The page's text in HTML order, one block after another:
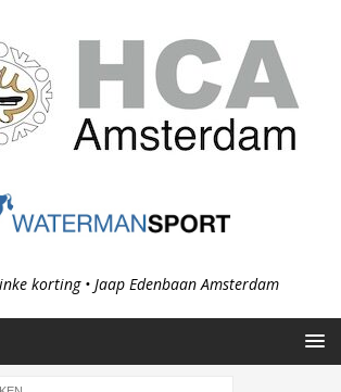
korting • Jaap Edenbaan Amsterdam